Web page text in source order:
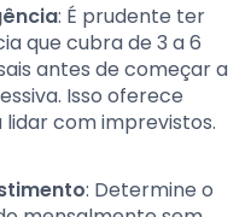
: É prudente ter
que cubra de 3 a 6
antes de começar a
Isso oferece
com imprevistos.
: Determine o